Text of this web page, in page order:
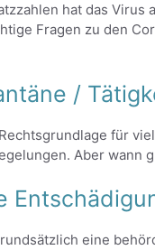
hat das Virus
Fragen zu den
/
für
Aber wann
eine